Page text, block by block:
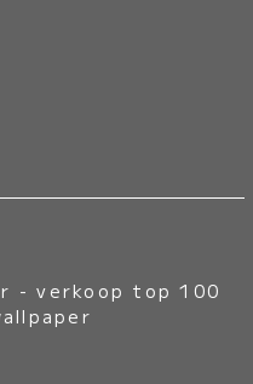
-verkoop top 100